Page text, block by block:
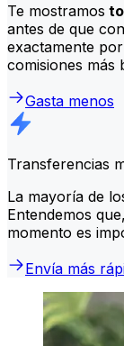
Te mostramos
antes de que
exactamente
comisiones más
Gasta menos
Transferencias
La mayoría de
Entendemos
momento es
Envía más